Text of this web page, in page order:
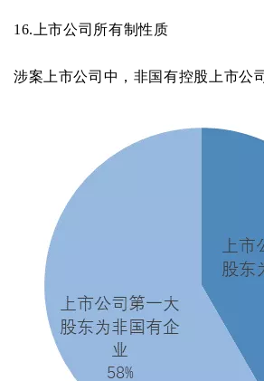
16. 上市公司所有制性质
涉案上市公司中，非国有控股上市公